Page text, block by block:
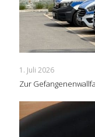
1. Juli 2026
Zur